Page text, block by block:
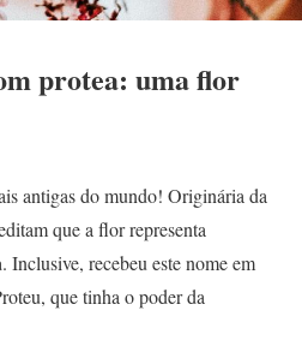
protea: uma flor
antigas do mundo! Originária da
que a flor representa
. Inclusive, recebeu este nome em
que tinha o poder da